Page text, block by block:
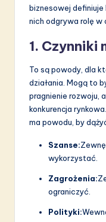
biznesowej definiuje
nich odgrywa rolę w
1.
To są powody, dla
działania. Mogą to
pragnienie rozwoju,
konkurencja
ma powodu, by
Szanse:
wykorzystać.
Zagrożenia:
ograniczyć.
Polityki: